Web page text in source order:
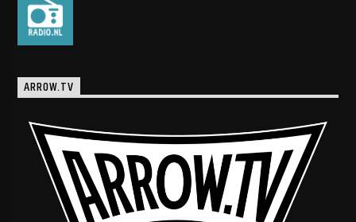
ARROW.TV